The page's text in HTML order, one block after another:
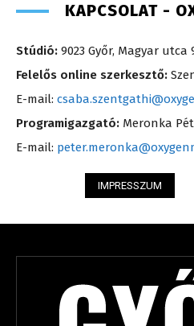
KAPCSOLAT -
Stúdió: 9023 Győr, Magyar utca
Felelős online szerkesztő:
E-mail:
Programigazgató: Meronka
E-mail:
IMPRESSZUM